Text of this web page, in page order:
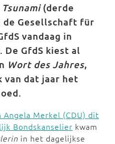
Tsunami (derde
de Gesellschaft für
vandaag in
De GfdS kiest al
Wort des Jahres,
dat jaar het
Angela Merkel (CDU) dit
Bondskanselier kwam
in het dagelijkse